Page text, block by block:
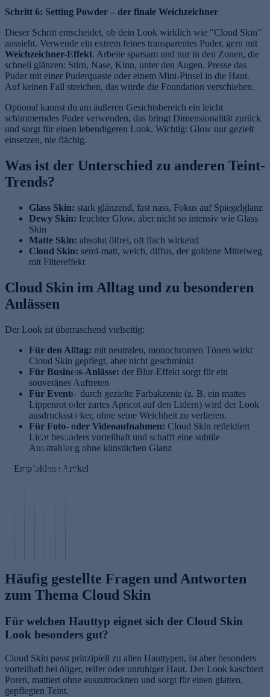
Schritt 6: Setting Powder – der finale Weichzeichner
Dieser Schritt entscheidet, ob dein Look wirklich wie "Cloud Skin"
aussieht. Verwende ein extrem feines transparentes Puder, gern mit
Weichzeichner-Effekt. Arbeite sparsam und nur in den Zonen, die
schnell glänzen: Stirn, Nase, Kinn, unter den Augen. Presse das
Puder mit einer Puderquaste oder einem Mini-Pinsel in die Haut.
Auf keinen Fall streichen, das würde die Foundation verschieben.
Optional kannst du am äußeren Gesichtsbereich ein leicht
schimmerndes Puder verwenden, das bringt Dimensionalität zurück
und sorgt für einen lebendigeren Look. Wichtig: Glow nur gezielt
einsetzen, nie flächig.
Was ist der Unterschied zu anderen Teint-
Trends?
Glass Skin: stark glänzend, fast nass, Fokus auf Spiegelglanz
Dewy Skin: feuchter Glow, aber nicht so intensiv wie Glass
Skin
Matte Skin: absolut ölfrei, oft flach wirkend
Cloud Skin: semi-matt, weich, diffus, der goldene Mittelweg
mit Filtereffekt
Cloud Skin im Alltag und zu besonderen
Anlässen
Der Look ist überraschend vielseitig:
Für den Alltag: mit neutralen, monochromen Tönen wirkt
Cloud Skin gepflegt, aber nicht geschminkt
Für Business-Anlässe: der Blur-Effekt sorgt für ein
souveränes Auftreten
Für Events: durch gezielte Farbakzente (z. B. ein mattes
Lippenrot oder zartes Apricot auf den Lidern) wird der Look
ausdrucksstärker, ohne seine Weichheit zu verlieren.
Für Foto- oder Videoaufnahmen: Cloud Skin reflektiert
Licht besonders vorteilhaft und schafft eine subtile
Ausstrahlung ohne künstlichen Glanz
Empfohlene Artikel
R
ti
sc P
C
a
eyH
W
ec
el
S
c
h
ö
n
e
H
a
u
t
o
Häufig gestellte Fragen und Antworten
zum Thema Cloud Skin
Für welchen Hauttyp eignet sich der Cloud Skin
Look besonders gut?
Cloud Skin passt prinzipiell zu allen Hauttypen, ist aber besonders
vorteilhaft bei öliger, reifer oder unruhiger Haut. Der Look kaschiert
Poren, mattiert ohne auszutrocknen und sorgt für einen glatten,
gepflegten Teint.